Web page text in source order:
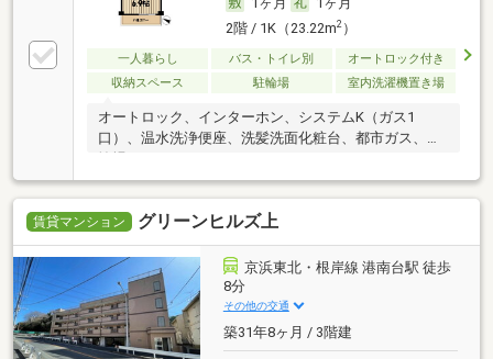
2階 / 1K（23.22m2）
一人暮らし バス・トイレ別
オートロック付き
収納スペース
駐輪場 室内洗濯機置き場
オートロック、インターホン、システムK（ガス1
口）、温水洗浄便座、洗髪洗面化粧台、都市ガス、駐
賃貸マンション グリーンヒルズ上
京浜東北・根岸線 港南台駅 徒歩
8分
その他の交通
築31年8ヶ月 / 3階建